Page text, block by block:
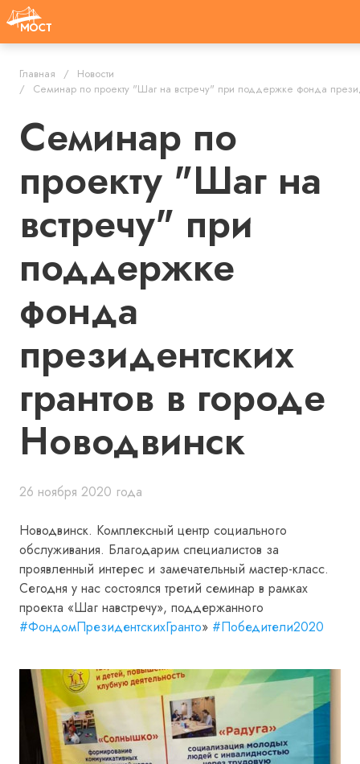
Главная
Новости
Семинар по проекту "Шаг на встречу" при поддержке фонда
Семинар по
проекту "Шаг на
встречу" при
поддержке
фонда
президентских
грантов в городе
Новодвинск
26 ноября 2020 года
Новодвинск. Комплексный центр социального
обслуживания. Благодарим специалистов за
проявленный интерес и замечательный мастер-класс.
Сегодня у нас состоялся третий семинар в рамках
проекта «Шаг навстречу», поддержанного
#ФондомПрезидентскихГранто» #Победители2020